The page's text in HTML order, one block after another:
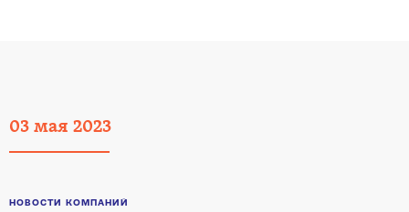
03мая 2023
НОВОСТИ КОМПАНИЙ